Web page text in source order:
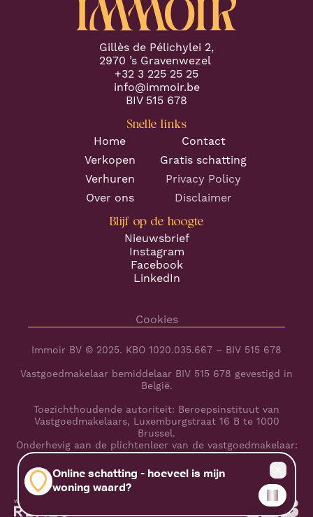
Gillès de Pélichylei 2,
2970 ’s Gravenwezel
+32 3 225 25 25
info@immoir.be
BIV 515 678
Snelle links
Home
Contact
Verkopen
Gratis schatting
Verhuren
Privacy Policy
Over ons
Disclaimer
Blijf op de hoogte
Nieuwsbrief
Instagram
Facebook
LinkedIn
Cookies
Immoir BV © 2025. KBO 1020.035.667 – BIV 515 678
Vastgoedmakelaar bemiddelaar BIV 515 678 gevestigd in
België.
Toezichthoudende autoriteit: Beroepsinstituut van
Vastgoedmakelaars, Luxemburgstraat 16 B te 1000
Brussel.
Onderhevig aan de plichtenleer van de vastgoedmakelaar:
www.biv.be/plichtenleer
BA en borgstelling via NV AXA Belgium (polisnr.
730.390.160)